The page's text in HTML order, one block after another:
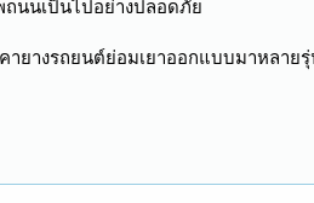
ถนนเป็นไปอย่างปลอดภัย
ยางรถยนต์ย่อมเยาออกแบบมาหลายรุ่